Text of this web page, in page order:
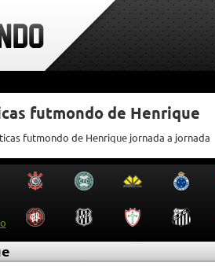
futmondo de Henrique
futmondo de Henrique jornada a jornada